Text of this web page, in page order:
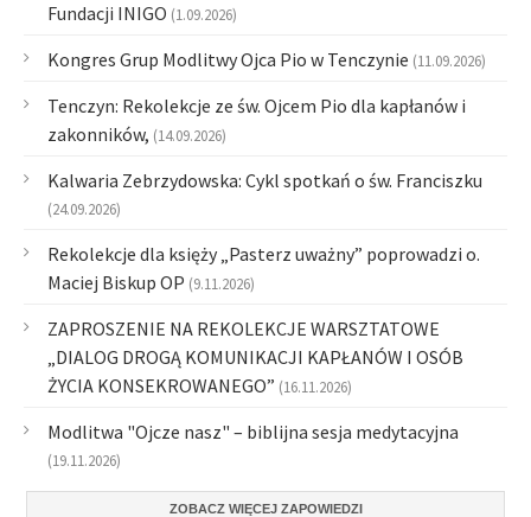
Fundacji INIGO (1.09.2026)
Kongres Grup Modlitwy Ojca Pio w Tenczynie (11.09.2026)
Tenczyn: Rekolekcje ze św. Ojcem Pio dla kapłanów i
zakonników, (14.09.2026)
Kalwaria Zebrzydowska: Cykl spotkań o św. Franciszku
(24.09.2026)
Rekolekcje dla księży „Pasterz uważny” poprowadzi o.
Maciej Biskup OP (9.11.2026)
ZAPROSZENIE NA REKOLEKCJE WARSZTATOWE
„DIALOG DROGĄ KOMUNIKACJI KAPŁANÓW I OSÓB
ŻYCIA KONSEKROWANEGO” (16.11.2026)
Modlitwa "Ojcze nasz" – biblijna sesja medytacyjna
(19.11.2026)
ZOBACZ WIĘCEJ ZAPOWIEDZI